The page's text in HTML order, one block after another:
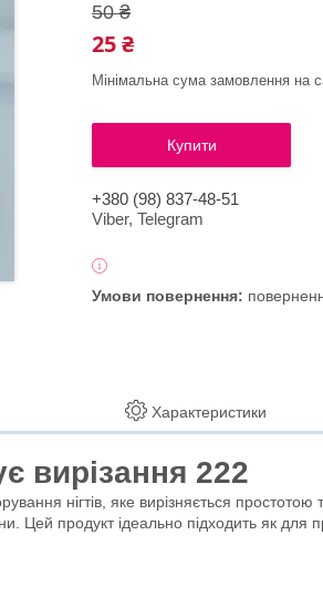
50 ₴
25 ₴
Мінімальна сума замовлення на
Купити
+380 (98) 837-48-51
Viber, Telegram
Характеристики
вирізання 222
нігтів, яке вирізняється простотою
Цей продукт ідеально підходить як для